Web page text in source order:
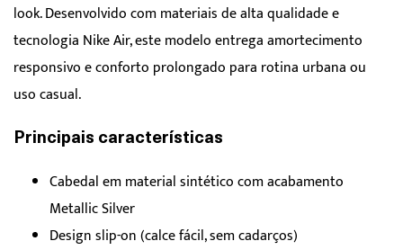
look. Desenvolvido com materiais de alta qualidade e
tecnologia Nike Air, este modelo entrega amortecimento
responsivo e conforto prolongado para rotina urbana ou
uso casual.
Principais características
Cabedal em material sintético com acabamento
Metallic Silver
Design slip-on (calce fácil, sem cadarços)